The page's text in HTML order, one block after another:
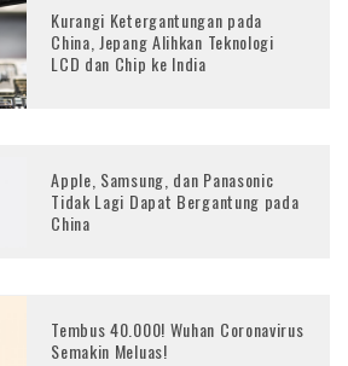
Kurangi Ketergantungan pada
China, Jepang Alihkan Teknologi
LCD dan Chip ke India
Apple, Samsung, dan Panasonic
Tidak Lagi Dapat Bergantung pada
China
Tembus 40.000! Wuhan Coronavirus
Semakin Meluas!